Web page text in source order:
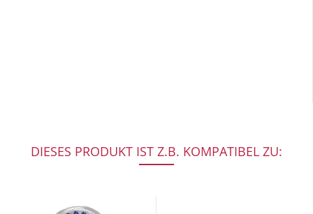
DIESES PRODUKT IST Z.B. KOMPATIBEL ZU: